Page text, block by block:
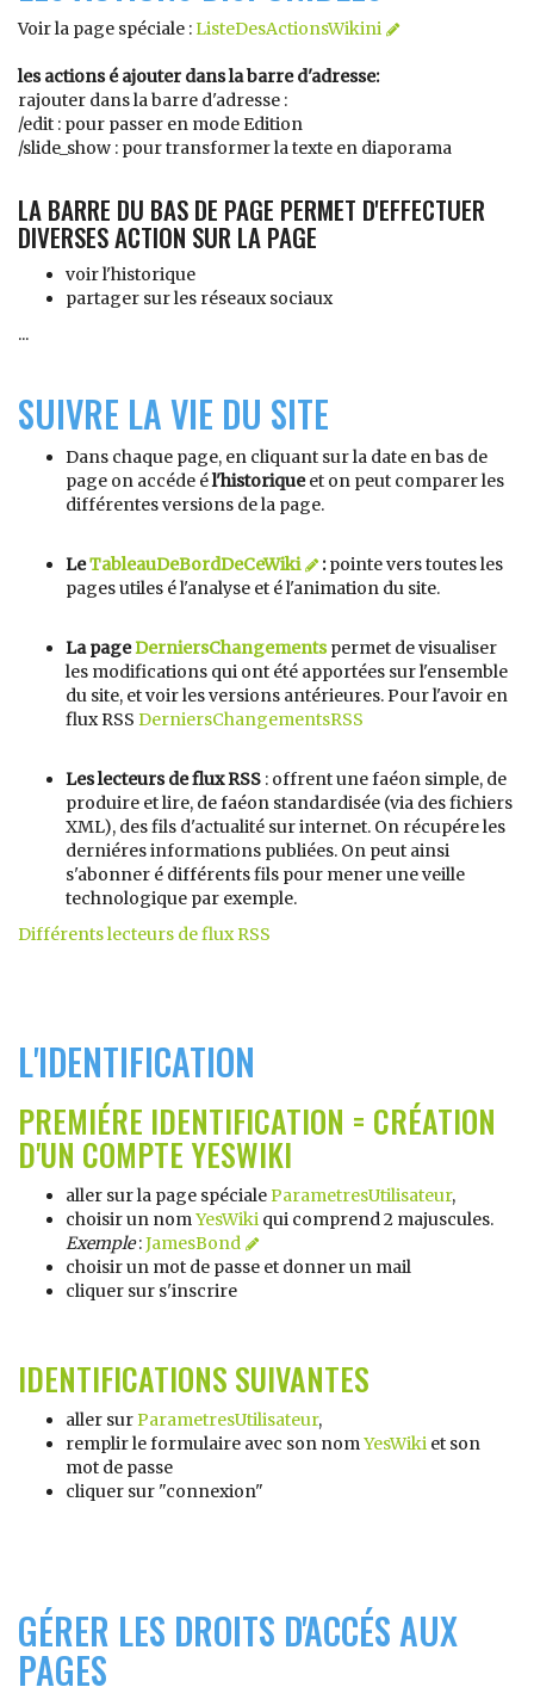
Voir la page spéciale :ListeDesActionsWikini
les actions é ajouter dans la barre d'adresse:
rajouter dans la barre d'adresse :
/edit : pour passer en mode Edition
/slide_show : pour transformer la texte en diaporama
LA BARRE DU BAS DE PAGE PERMET D'EFFECTUER
DIVERSES ACTION SUR LA PAGE
voir l'historique
partager sur les réseaux sociaux
...
SUIVRE LA VIE DU SITE
Dans chaque page, en cliquant sur la date en bas de
page on accéde él'historiqueet on peut comparer les
différentes versions de la page.
LeTableauDeBordDeCeWiki :pointe vers toutes les
pages utiles é l'analyse et é l'animation du site.
La pageDerniersChangementspermet de visualiser
les modifications qui ont été apportées sur l'ensemble
du site, et voir les versions antérieures. Pour l'avoir en
flux RSS DerniersChangementsRSS
Les lecteurs de flux RSS : offrent une faéon simple, de
produire et lire, de faéon standardisée (via des fichiers
XML), des fils d'actualité sur internet. On récupére les
derniéres informations publiées. On peut ainsi
s'abonner é différents fils pour mener une veille
technologique par exemple.
Différents lecteurs de flux RSS
L'IDENTIFICATION
PREMIÉRE IDENTIFICATION = CRÉATION
D'UN COMPTEYESWIKI
aller sur la page spécialeParametresUtilisateur,
choisir un nomYesWiki qui comprend 2 majuscules.
Exemple:JamesBond
choisir un mot de passe et donner un mail
cliquer sur s'inscrire
IDENTIFICATIONS SUIVANTES
aller surParametresUtilisateur,
remplir le formulaire avec son nomYesWiki et son
mot de passe
cliquer sur "connexion"
GÉRER LES DROITS D'ACCÉS AUX
PAGES